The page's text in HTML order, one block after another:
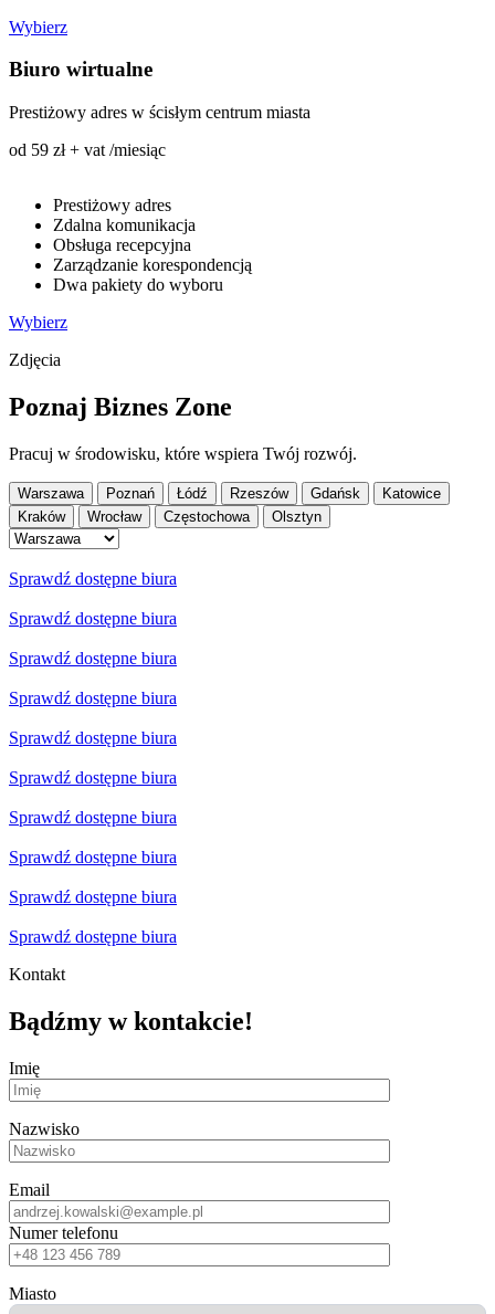
Wybierz
Biuro wirtualne
Prestiżowy adres w ścisłym centrum miasta
od 59 zł + vat /miesiąc
Prestiżowy adres
Zdalna komunikacja
Obsługa recepcyjna
Zarządzanie korespondencją
Dwa pakiety do wyboru
Wybierz
Zdjęcia
Poznaj Biznes Zone
Pracuj w środowisku, które wspiera Twój rozwój.
Warszawa Poznań Łódź Rzeszów Gdańsk
Katowice
Kraków
Wrocław Częstochowa Olsztyn
Sprawdź dostępne biura
Sprawdź dostępne biura
Sprawdź dostępne biura
Sprawdź dostępne biura
Sprawdź dostępne biura
Sprawdź dostępne biura
Sprawdź dostępne biura
Sprawdź dostępne biura
Sprawdź dostępne biura
Sprawdź dostępne biura
Kontakt
Bądźmy w kontakcie!
Imię
Nazwisko
Email
Numer telefonu
Miasto